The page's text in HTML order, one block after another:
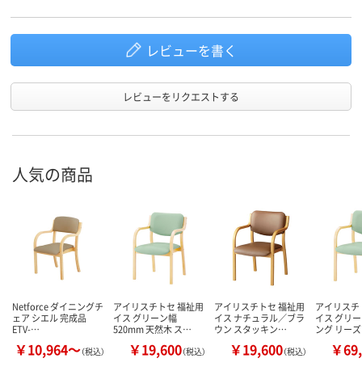
レビューを書く
レビューをリクエストする
人気の商品
Netforce ダイニングチ
ェア シエル 完成品
ETV-…
￥10,964～（税込）
アイリスチトセ 福祉用
イス グリーン幅
520mm 天然木 ス…
￥19,600（税込）
アイリスチトセ 福祉用
イス ナチュラル／ブラ
ウン スタッキン…
￥19,600（税込）
アイリス
イス グリ
ング リー
￥